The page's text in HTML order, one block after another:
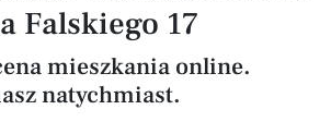
Falskiego 17
mieszkania online.
natychmiast.